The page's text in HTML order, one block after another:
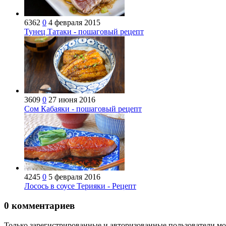
6362 0 4 февраля 2015
Тунец Татаки - пошаговый рецепт
3609 0 27 июня 2016
Сом Кабаяки - пошаговый рецепт
4245 0 5 февраля 2016
Лосось в соусе Терияки - Рецепт
0 комментариев